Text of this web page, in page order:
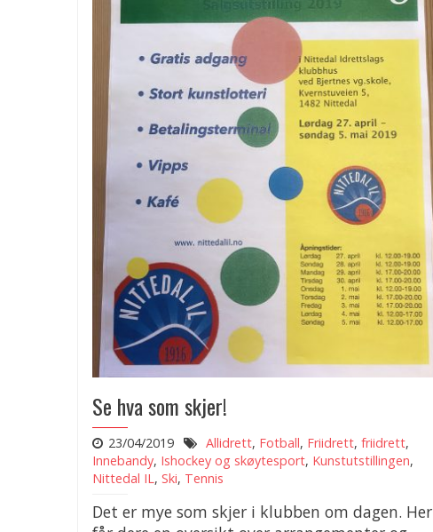
Se hva som skjer!
23/04/2019 Allidrett, Fotball, Friidrett, friidrett,
Innebandy, Ishockey og skøytesport, Kunstutstillingen,
Nittedal IL, Ski, Tennis
Det er mye som skjer i klubben om dagen. Her